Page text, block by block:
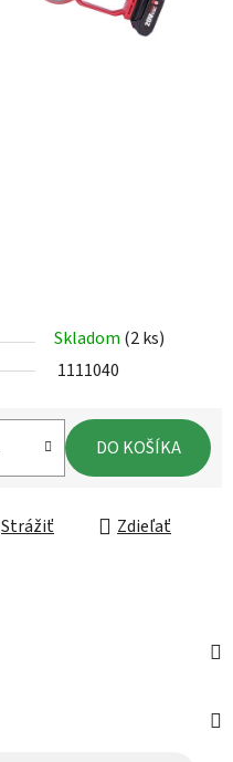
Skladom (2 ks)
1111040
DO KOŠÍKA
Strážiť Zdieľať